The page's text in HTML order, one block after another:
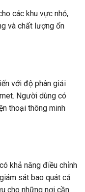
các khu vực nhỏ,
và chất lượng ổn
với độ phân giải
Người dùng có
thoại thông minh
khả năng điều chỉnh
sát bao quát cả
cho những nơi cần